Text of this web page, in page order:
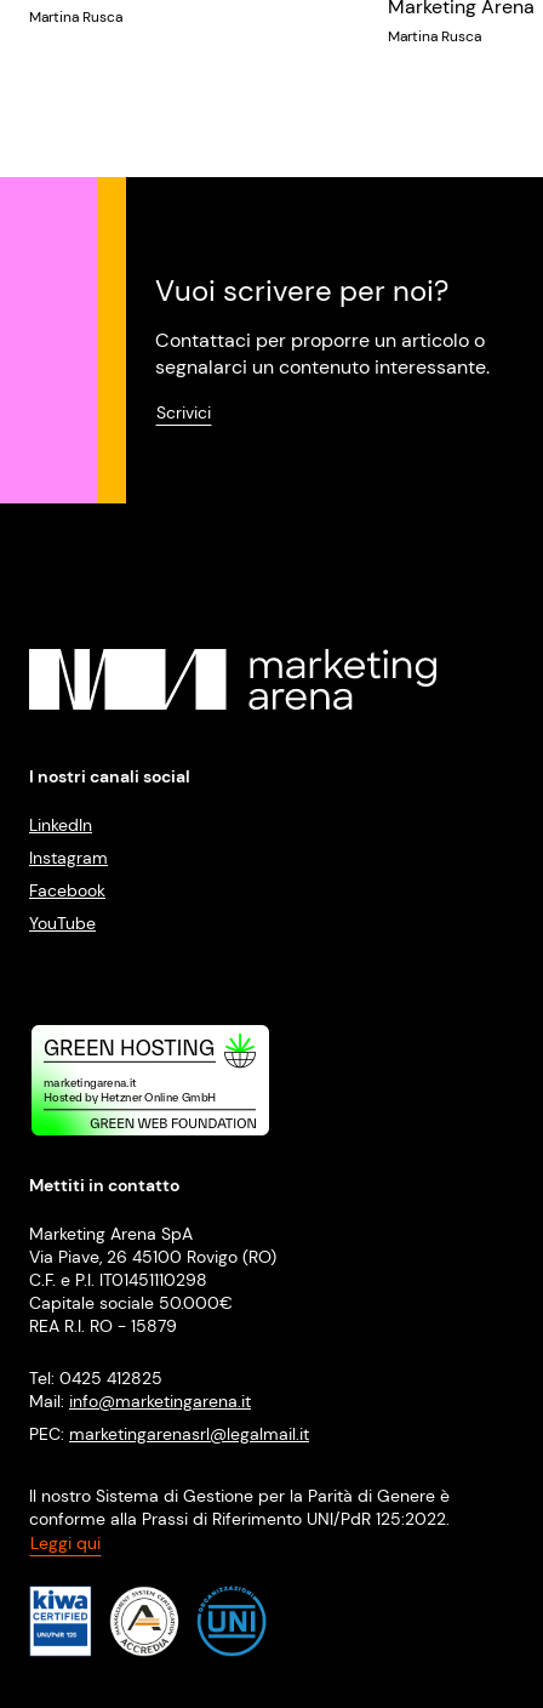
Martina Rusca Marketing Arena
Martina Rusca
Vuoi scrivere per noi?
Contattaci per proporre un articolo o
segnalarci un contenuto interessante.
Scrivici
I nostri canali social
LinkedIn
Instagram
Facebook
YouTube
Mettiti in contatto
Marketing Arena SpA
Via Piave, 26 45100 Rovigo (RO)
C.F. e P.I. IT01451110298
Capitale sociale 50.000€
REA R.I. RO - 15879
Tel: 0425 412825
Mail: info@marketingarena.it
PEC: marketingarenasrl@legalmail.it
Il nostro Sistema di Gestione per la Parità di Genere è
conforme alla Prassi di Riferimento UNI/PdR 125:2022.
Leggi qui